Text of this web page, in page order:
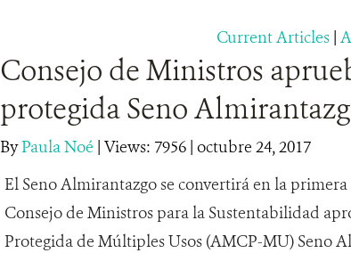
Current Articles |
Consejo de Ministros
protegida Seno
ByPaula Noé | Views: 7956| octubre 24, 2017
El Seno Almirantazgo se convertirá en la
Consejo de Ministros para la Sustentabilidad
Protegida de Múltiples Usos (AMCP-MU) Seno